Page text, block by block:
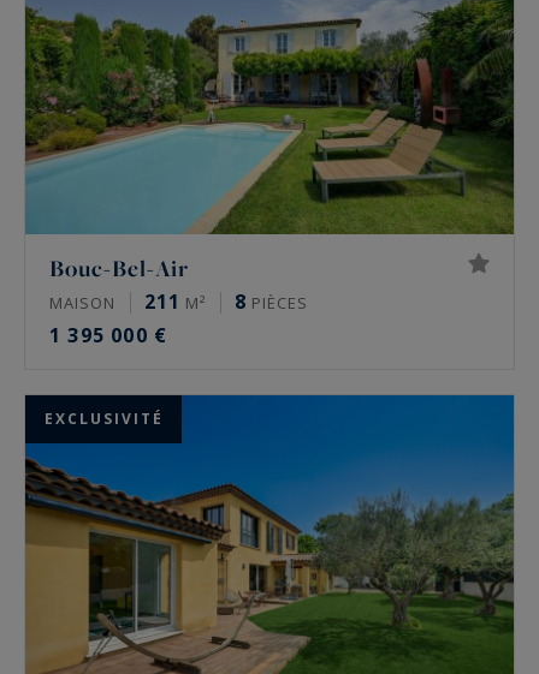
Bouc-Bel-Air
MAISON 211 M² 8 PIÈCES
1 395 000 €
EXCLUSIVITÉ